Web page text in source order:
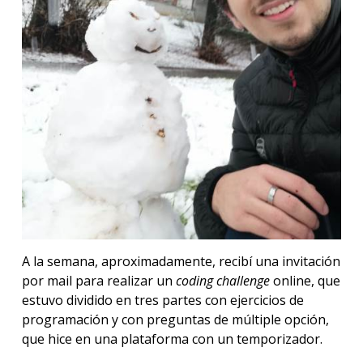
A la semana, aproximadamente, recibí una invitación
por mail para realizar un coding challengeonline, que
estuvo dividido en tres partes con ejercicios de
programación y con preguntas de múltiple opción,
que hice en una plataforma con un temporizador.